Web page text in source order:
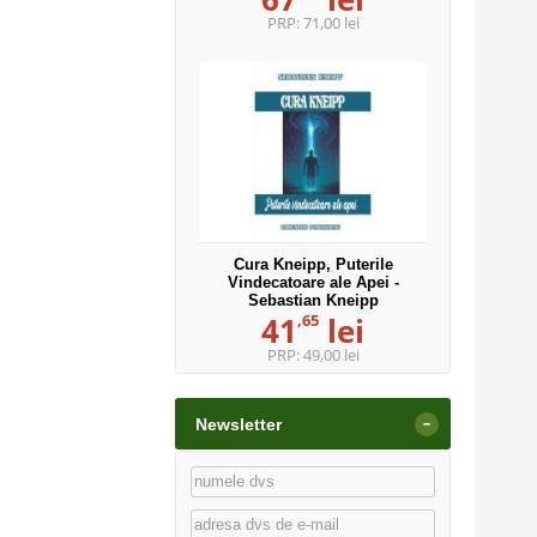
PRP:71,00 lei
Cura Kneipp, Puterile
Vindecatoare ale Apei -
Sebastian Kneipp
41 ,65 lei
PRP:49,00 lei
Newsletter -